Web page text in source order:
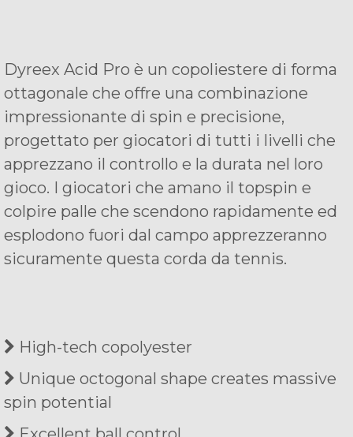
Dyreex Acid Pro è un copoliestere di forma
ottagonale che offre una combinazione
impressionante di spin e precisione,
progettato per giocatori di tutti i livelli che
apprezzano il controllo e la durata nel loro
gioco. I giocatori che amano il topspin e
colpire palle che scendono rapidamente ed
esplodono fuori dal campo apprezzeranno
sicuramente questa corda da tennis.
High-tech copolyester
Unique octogonal shape creates massive
spin potential